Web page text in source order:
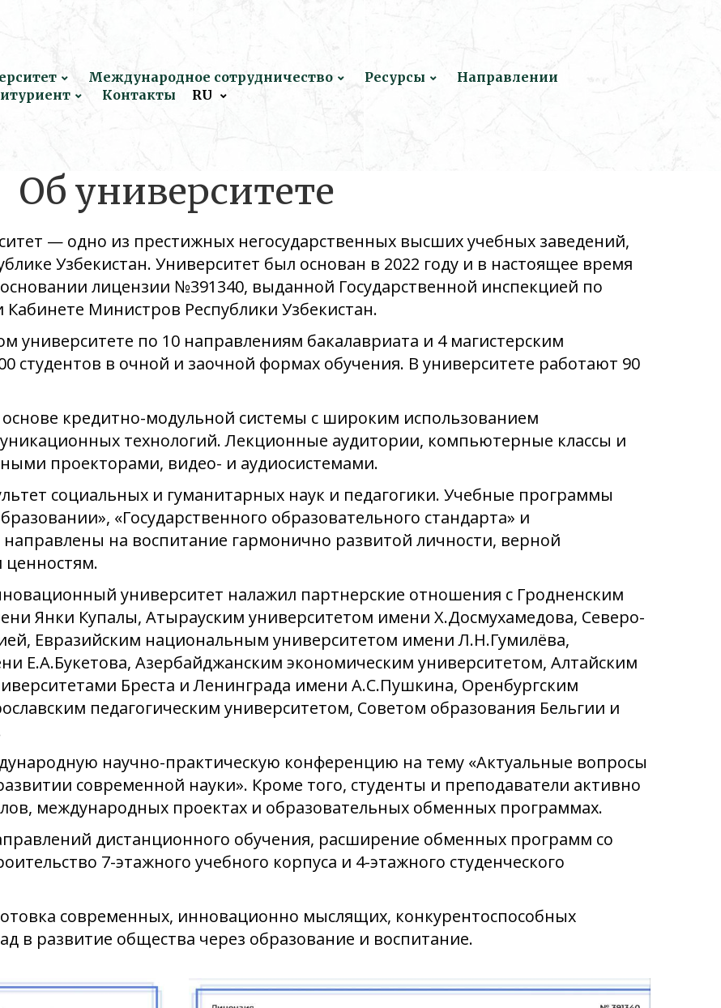
Международное сотрудничество Ресурсы
Направлении
Контакты RU
Об университете
— одно из престижных негосударственных высших учебных заведений,
Узбекистан. Университет был основан в 2022 году и в настоящее время
лицензии №391340, выданной Государственной инспекцией по
Министров Республики Узбекистан.
университете по 10 направлениям бакалавриата и 4 магистерским
студентов в очной и заочной формах обучения. В университете работают 90
кредитно-модульной системы с широким использованием
технологий. Лекционные аудитории, компьютерные классы и
проекторами, видео- и аудиосистемами.
социальных и гуманитарных наук и педагогики. Учебные программы
«Государственного образовательного стандарта» и
на воспитание гармонично развитой личности, верной
университет налажил партнерские отношения с Гродненским
Янки Купалы, Атырауским университетом имени Х.Досмухамедова, Северо-
Евразийским национальным университетом имени Л.Н.Гумилёва,
Е.А.Букетова, Азербайджанским экономическим университетом, Алтайским
Бреста и Ленинграда имени А.С.Пушкина, Оренбургским
педагогическим университетом, Советом образования Бельгии и
научно-практическую конференцию на тему «Актуальные вопросы
современной науки». Кроме того, студенты и преподаватели активно
международных проектах и образовательных обменных программах.
дистанционного обучения, расширение обменных программ со
7-этажного учебного корпуса и 4-этажного студенческого
современных, инновационно мыслящих, конкурентоспособных
в развитие общества через образование и воспитание.